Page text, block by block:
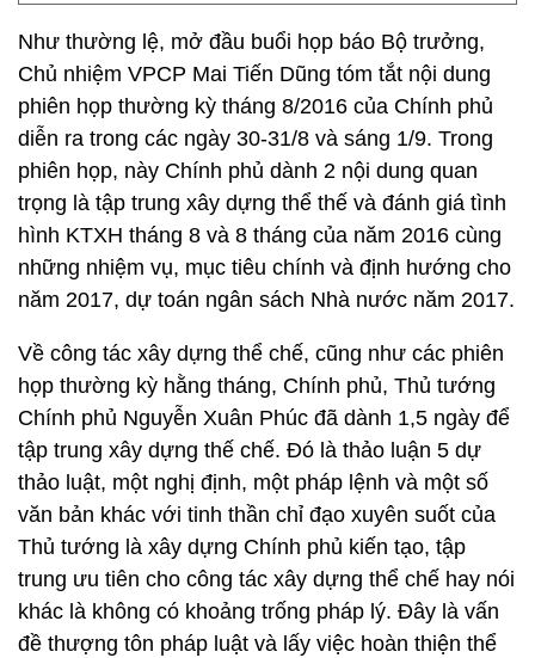
Như thường lệ, mở đầu buổi họp báo Bộ trưởng,
Chủ nhiệm VPCP Mai Tiến Dũng tóm tắt nội dung
phiên họp thường kỳ tháng 8/2016 của Chính phủ
diễn ra trong các ngày 30-31/8 và sáng 1/9. Trong
phiên họp, này Chính phủ dành 2 nội dung quan
trọng là tập trung xây dựng thể thế và đánh giá tình
hình KTXH tháng 8 và 8 tháng của năm 2016 cùng
những nhiệm vụ, mục tiêu chính và định hướng cho
năm 2017, dự toán ngân sách Nhà nước năm 2017.
Về công tác xây dựng thể chế, cũng như các phiên
họp thường kỳ hằng tháng, Chính phủ, Thủ tướng
Chính phủ Nguyễn Xuân Phúc đã dành 1,5 ngày để
tập trung xây dựng thế chế. Đó là thảo luận 5 dự
thảo luật, một nghị định, một pháp lệnh và một số
văn bản khác với tinh thần chỉ đạo xuyên suốt của
Thủ tướng là xây dựng Chính phủ kiến tạo, tập
trung ưu tiên cho công tác xây dựng thể chế hay nói
khác là không có khoảng trống pháp lý. Đây là vấn
đề thượng tôn pháp luật và lấy việc hoàn thiện thể